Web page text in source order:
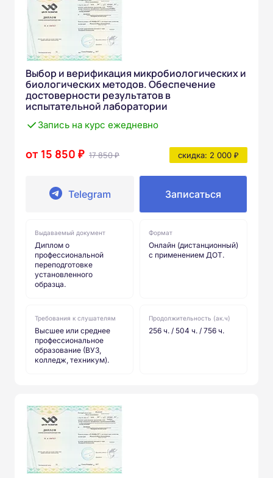
Выбор и верификация микробиологических и
биологических методов. Обеспечение
достоверности результатов в
испытательной лаборатории
Запись на курс ежедневно
от 15 850 ₽ 17 850 ₽ скидка: 2 000 ₽
Telegram Записаться
Выдаваемый документ
Диплом о
профессиональной
переподготовке
установленного
образца.
Формат
Онлайн (дистанционный)
с применением ДОТ.
Требования к слушателям
Высшее или среднее
профессиональное
образование (ВУЗ,
колледж, техникум).
Продолжительность (ак.ч)
256 ч. / 504 ч. / 756 ч.